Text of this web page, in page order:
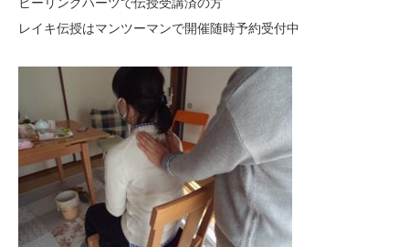
レイキ伝授はマンツーマンで開催随時予約受付中